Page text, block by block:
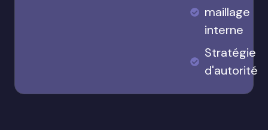
maillage
interne
Stratégie
d'autorité